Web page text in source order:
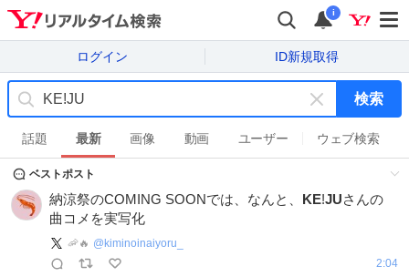
i
ログイン ID新規取得
キ
ー
ワ
ド
検索
話題 最新 画像 動画 ユーザー ウェブ検索
ベストポスト
納涼祭のCOMING SOONでは、なんと、 KE!JUさんの
曲コメを実写化
🦐🔥 @ kiminoinaiyoru_
2:04